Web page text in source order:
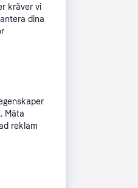
kr
kräver vi
dina
Mäta
reklam